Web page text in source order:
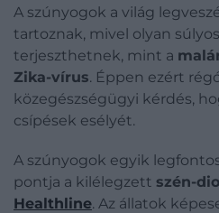
A szúnyogok a világ
tartoznak, mivel olyan
terjeszthetnek, mint a
Zika-vírus. Éppen ezért
közegészségügyi kérdés,
csípések esélyét.
A szúnyogok egyik
pontja a kilélegzett szén-
Healthline. Az állatok